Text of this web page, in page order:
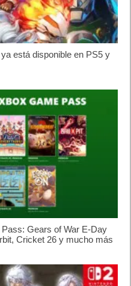
está disponible en PS5 y
Gears of War E-Day
Cricket 26 y mucho más